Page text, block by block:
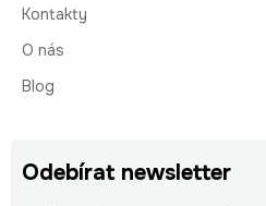
Kontakty
O nás
Blog
Odebírat newsletter